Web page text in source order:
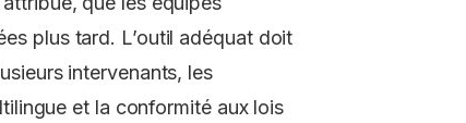
plus tard. L’outil adéquat doit
intervenants, les
et la conformité aux lois